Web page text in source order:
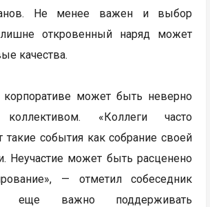
Не менее важен и выбор
откровенный наряд может
качества.
корпоративе может быть неверно
коллективом. «Коллеги часто
такие события как собрание своей
Неучастие может быть расценено
— отметил собеседник
еще важно поддерживать